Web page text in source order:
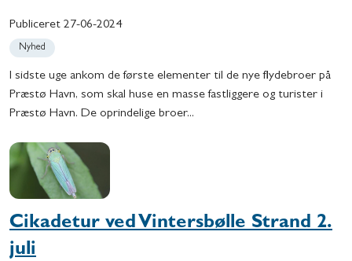
Publiceret 27-06-2024
Nyhed
I sidste uge ankom de første elementer til de nye flydebroer på
Præstø Havn, som skal huse en masse fastliggere og turister i
Præstø Havn. De oprindelige broer...
Cikadetur ved Vintersbølle Strand 2.
juli